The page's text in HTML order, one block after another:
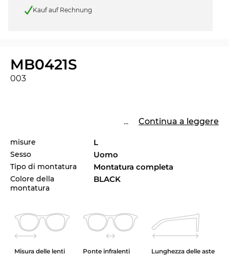
Kauf auf Rechnung
MB0421S
003
... Continua a leggere
misure L
Sesso Uomo
Tipo di montatura Montatura completa
Colore della
montatura
BLACK
Misura delle lenti
Ponte infralenti
Lunghezza delle aste